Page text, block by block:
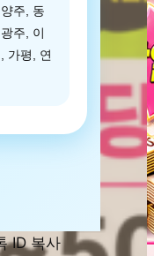
주, 동
주, 이
가평, 연
ID 복사